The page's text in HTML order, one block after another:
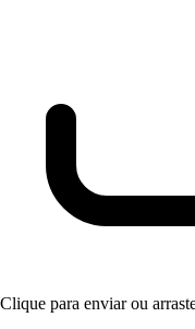
Clique para enviarou